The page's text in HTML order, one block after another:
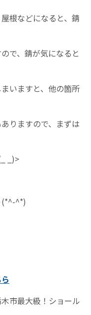
根などになると、錆
で、錆が気になると
いますと、他の箇所
りますので、まずは
_)>
(*^-^*)
市最大級！ショール